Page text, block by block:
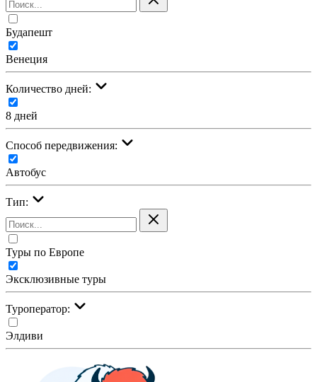
Будапешт
Венеция
Количество дней:
8 дней
Cпособ передвижения:
Автобус
Тип:
Туры по Европе
Эксклюзивные туры
Туроператор:
Элдиви